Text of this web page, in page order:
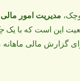
مدیریت امور مالی
این است که با یک
گزارش مالی ماهانه